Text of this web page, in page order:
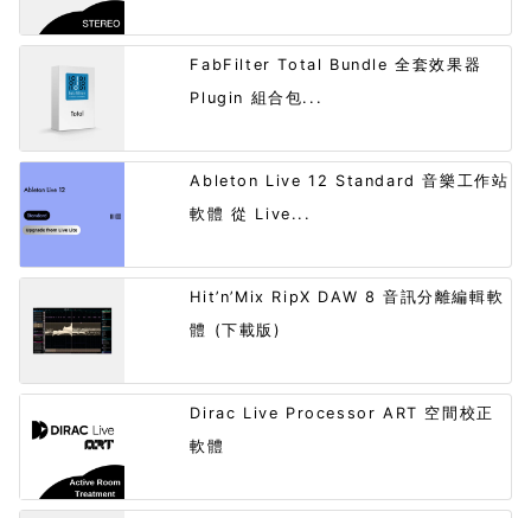
FabFilter Total Bundle 全套效果器
Plugin 組合包...
Ableton Live 12 Standard 音樂工作站
軟體 從 Live...
Hit’n’Mix RipX DAW 8 音訊分離編輯軟
體 (下載版)
Dirac Live Processor ART 空間校正
軟體